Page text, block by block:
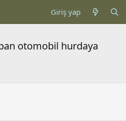
Giriş yap
otomobil hurdaya